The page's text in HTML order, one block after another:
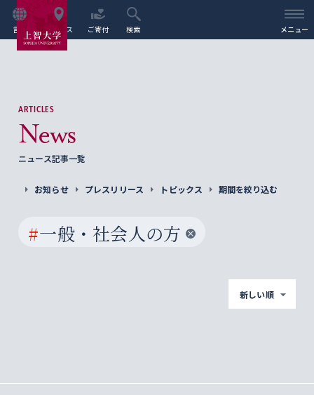
言語 アクセス ご寄付 検索 メニュー
ARTICLES
News
ニュース記事一覧
お知らせ プレスリリース トピックス 期間を絞り込む
#一般・社会人の方
新しい順